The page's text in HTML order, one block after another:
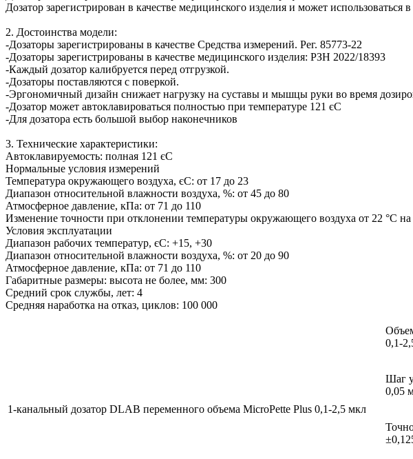
Дозатор зарегистрирован в качестве медицинского изделия и может использоваться
2. Достоинства модели:
-Дозаторы зарегистрированы в качестве Средства измерений. Рег. 85773-22
-Дозаторы зарегистрированы в качестве медицинского изделия: РЗН 2022/18393
-Каждый дозатор калибруется перед отгрузкой.
-Дозаторы поставляются с поверкой.
-Эргономичный дизайн снижает нагрузку на суставы и мышцы руки во время
-Дозатор может автоклавироваться полностью при температуре 121 єС
-Для дозатора есть большой выбор наконечников
3. Технические характеристики:
Автоклавируемость: полная 121 єС
Нормальные условия измерений
Температура окружающего воздуха, єС: от 17 до 23
Диапазон относительной влажности воздуха, %: от 45 до 80
Атмосферное давление, кПа: от 71 до 110
Изменение точности при отклонении температуры окружающего воздуха от 22 °С
Условия эксплуатации
Диапазон рабочих температур, єС: +15, +30
Диапазон относительной влажности воздуха, %: от 20 до 90
Атмосферное давление, кПа: от 71 до 110
Габаритные размеры: высота не более, мм: 300
Средний срок службы, лет: 4
Средняя наработка на отказ, циклов: 100 000
1-канальный дозатор DLAB переменного объема MicroPette Plus 0,1-2,5 мкл
0,1-
Шаг
0,05